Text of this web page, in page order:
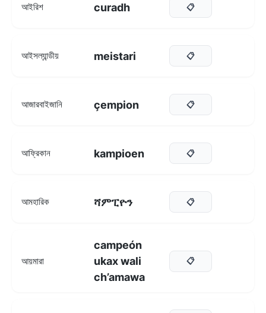
আইরিশ curadh 📋
আইসল্যান্ডীয় meistari 📋
আজারবাইজানি çempion 📋
আফ্রিকান kampioen 📋
আমহারিক ሻምፒዮን 📋
আয়মারা
campeón
ukax wali
ch’amawa
📋